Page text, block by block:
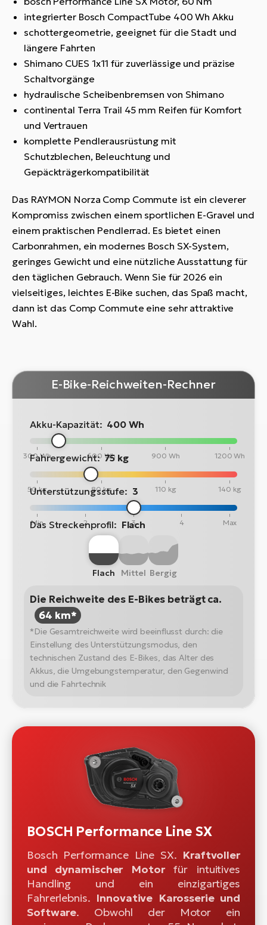
integrierter Bosch CompactTube 400 Wh Akku
schottergeometrie, geeignet für die Stadt und
längere Fahrten
Shimano CUES 1x11 für zuverlässige und präzise
Schaltvorgänge
hydraulische Scheibenbremsen von Shimano
continental Terra Trail 45 mm Reifen für Komfort
und Vertrauen
komplette Pendlerausrüstung mit
Schutzblechen, Beleuchtung und
Gepäckträgerkompatibilität
Das RAYMON Norza Comp Commute ist ein cleverer
Kompromiss zwischen einem sportlichen E-Gravel und
einem praktischen Pendlerrad. Es bietet einen
Carbonrahmen, ein modernes Bosch SX-System,
geringes Gewicht und eine nützliche Ausstattung für
den täglichen Gebrauch. Wenn Sie für 2026 ein
vielseitiges, leichtes E-Bike suchen, das Spaß macht,
dann ist das Comp Commute eine sehr attraktive
Wahl.
E-Bike-Reichweiten-Rechner
Akku-Kapazität: 400 Wh
300 Wh 600 Wh 900 Wh 1200 Wh
Fahrergewicht: 75 kg
50 kg 80 kg 110 kg 140 kg
Unterstützungsstufe: 3
Min 2 3 4 Max
Das Streckenprofil: Flach
Flach Mittel Bergig
Die Reichweite des E-Bikes beträgt ca.
64 km*
*Die Gesamtreichweite wird beeinflusst durch: die
Einstellung des Unterstützungsmodus, den
technischen Zustand des E-Bikes, das Alter des
Akkus, die Umgebungstemperatur, den Gegenwind
und die Fahrtechnik
BOSCH Performance Line SX
Bosch Performance Line SX. Kraftvoller
und dynamischer Motorfür intuitives
Handling und ein einzigartiges
Fahrerlebnis. Innovative Karosserie und
Software. Obwohl der Motor ein